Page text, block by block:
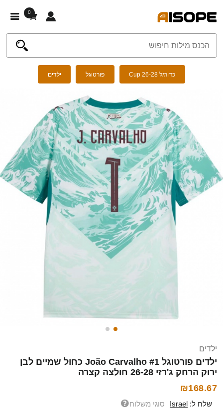
0
כדורגל Cup 26-28 פורטוגל ילדים
ילדים
ילדים פורטוגל João Carvalho #1 כחול שמיים לבן
ירוק הרחק ג'רזי 26-28 חולצה קצרה
₪168.67
שלח ל: Israel סוגי משלוח